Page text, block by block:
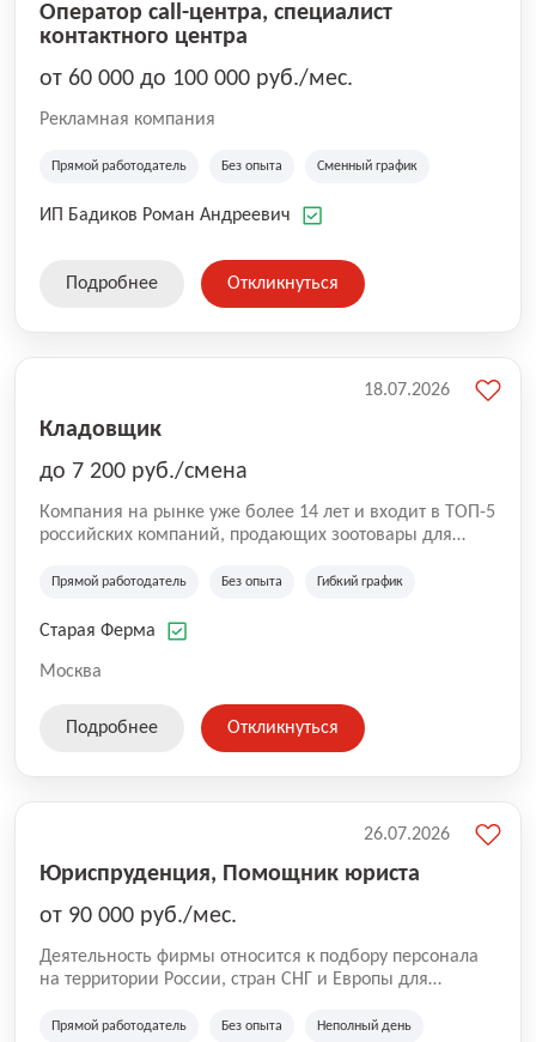
Оператор call-центра, специалист
контактного центра
от 60 000 до 100 000 руб./мес.
Рекламная компания
Прямой работодатель Без опыта Сменный график
ИП Бадиков Роман Андреевич
Подробнее Откликнуться
Кладовщик
до 7 200 руб./смена
Компания на рынке уже более 14 лет и входит в ТОП-5
российских компаний, продающих зоотовары для
компания владеет 5 розничными магазинами, а также
России (Wildberries, Ozon, Яндекс. Маркет и
на глобальной доставке товаров по всей территории
SKU, премиальные бренды кормов и собственные
Прямой работодатель Без опыта Гибкий график
Старая Ферма
Москва
18.07.2026
Подробнее Откликнуться
Юриспруденция, Помощник юриста
от 90 000 руб./мес.
Деятельность фирмы относится к подбору персонала
на территории России, стран СНГ и Европы для
культуре и развлечениям, информационным
Прямой работодатель Без опыта Неполный день
26.07.2026